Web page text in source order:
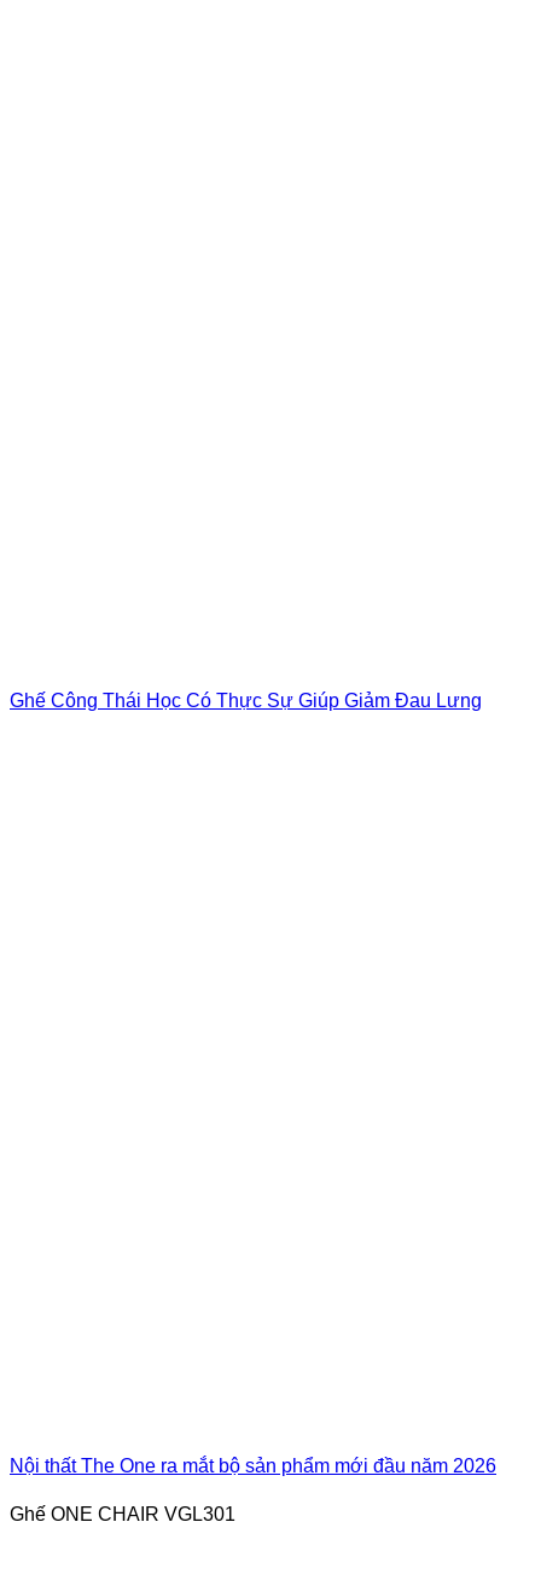
Ghế Công Thái Học Có Thực Sự Giúp Giảm Đau Lưng
Nội thất The One ra mắt bộ sản phẩm mới đầu năm 2026
Ghế ONE CHAIR VGL301